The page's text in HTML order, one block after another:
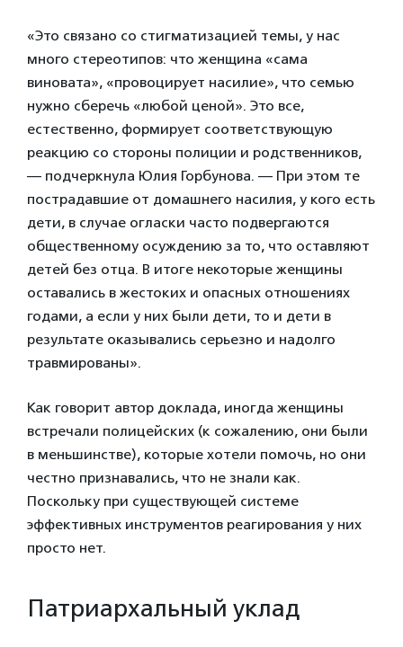
«Это связано со стигматизацией темы, у нас
много стереотипов: что женщина «сама
виновата», «провоцирует насилие», что семью
нужно сберечь «любой ценой». Это все,
естественно, формирует соответствующую
реакцию со стороны полиции и родственников,
— подчеркнула Юлия Горбунова. — При этом те
пострадавшие от домашнего насилия, у кого есть
дети, в случае огласки часто подвергаются
общественному осуждению за то, что оставляют
детей без отца. В итоге некоторые женщины
оставались в жестоких и опасных отношениях
годами, а если у них были дети, то и дети в
результате оказывались серьезно и надолго
травмированы».
Как говорит автор доклада, иногда женщины
встречали полицейских (к сожалению, они были
в меньшинстве), которые хотели помочь, но они
честно признавались, что не знали как.
Поскольку при существующей системе
эффективных инструментов реагирования у них
просто нет.
Патриархальный уклад